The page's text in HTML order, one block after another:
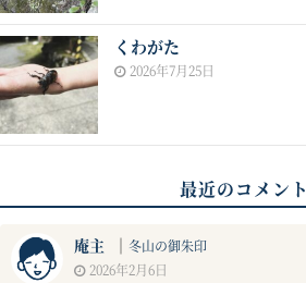
くわがた
2026年7月25日
最近のコメント
庵主 ｜ 冬山の御朱印
2026年2月6日